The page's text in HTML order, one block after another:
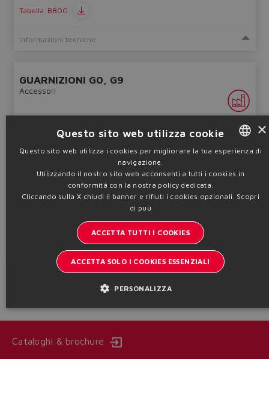
Tabella B800
Informazioni tecniche
GUARNIZIONI G0, G9
Accessori
Guarnizioni con estesa vita operativa o elevate frequenze di
lavoro
Disponibilità e prezzo solo su richiesta
Informazioni tecniche
Cataloghi & brochure
GERMAN
×
Questo sito web utilizza cookie
Questo sito web utilizza i cookies per migliorare la tua esperienza di
navigazione.
Utilizzando il nostro sito web acconsenti a tutti i cookies in
conformità con la nostra policy dedicata.
Cliccando sulla X chiudi il banner e rifiuti i cookies opzionali. Scopri
di puù
ACCETTA TUTTI I COOKIES
ACCETTA SOLO I COOKIES ESSENZIALI
PERSONALIZZA